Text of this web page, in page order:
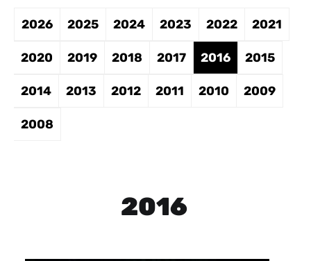
2026 2025 2024 2023 2022 2021
2020 2019 2018 2017 2016 2015
2014 2013 2012 2011 2010 2009
2008
2016